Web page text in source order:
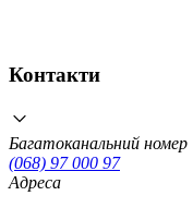
Контакти
Багатоканальний номер
(068) 97 000 97
Адреса